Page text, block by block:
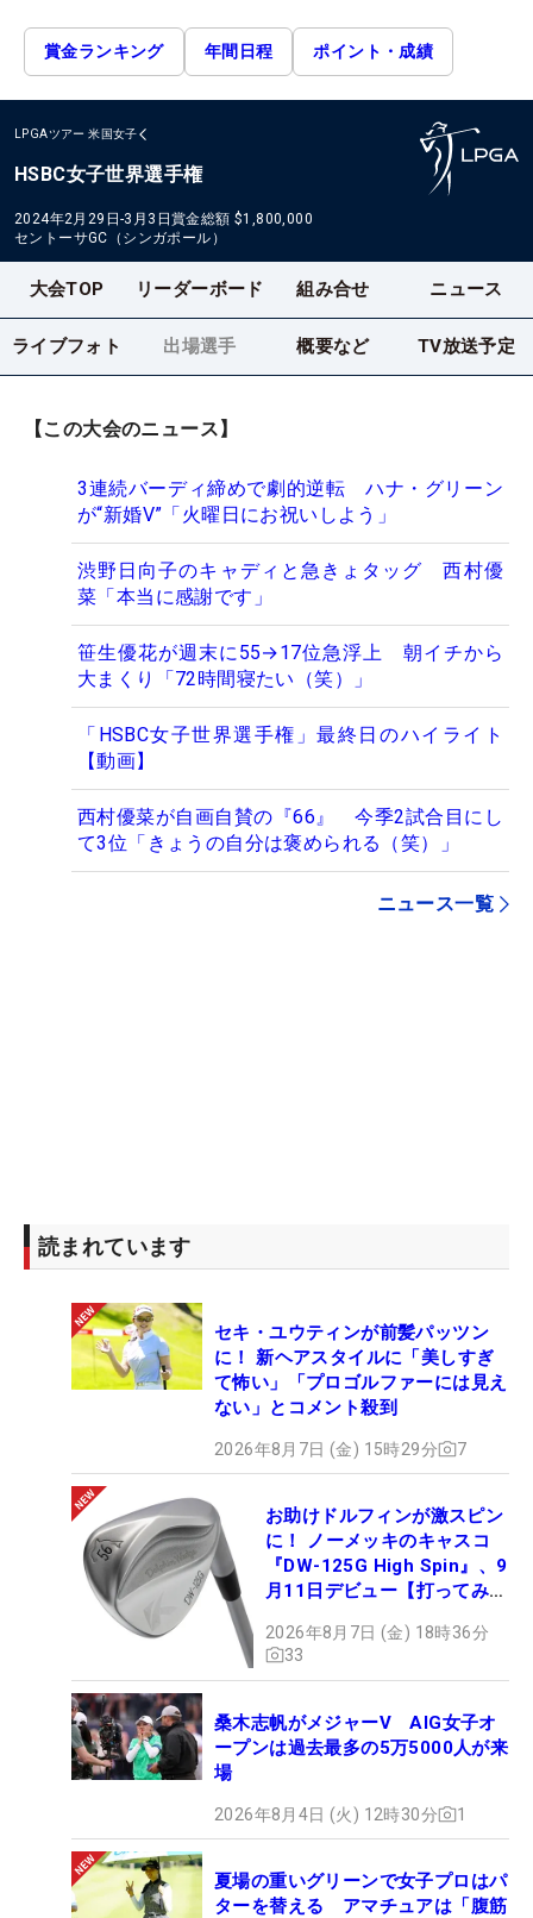
賞金ランキング 年間日程 ポイント・成績
LPGAツアー 米国女子
HSBC女子世界選手権
2024年2月29日-3月3日賞金総額 $1,800,000
セントーサGC（シンガポール）
大会TOP リーダーボード 組み合せ ニュース
ライブフォト 出場選手 概要など TV放送予定
【この大会のニュース】
3連続バーディ締めで劇的逆転 ハナ・グリーン
が“新婚V”「火曜日にお祝いしよう」
渋野日向子のキャディと急きょタッグ 西村優
菜「本当に感謝です」
笹生優花が週末に55→17位急浮上 朝イチから
大まくり「72時間寝たい（笑）」
「HSBC女子世界選手権」最終日のハイライト
【動画】
西村優菜が自画自賛の『66』 今季2試合目にし
て3位「きょうの自分は褒められる（笑）」
ニュース一覧
読まれています
セキ・ユウティンが前髪パッツン
に！ 新ヘアスタイルに「美しすぎ
て怖い」「プロゴルファーには見え
ない」とコメント殺到
2026年8月7日 (金) 15時29分 7
お助けドルフィンが激スピン
に！ ノーメッキのキャスコ
『DW-125G High Spin』、9
月11日デビュー【打ってみ
2026年8月7日 (金) 18時36分
33
桑木志帆がメジャーV AIG女子オ
ープンは過去最多の5万5000人が来
場
2026年8月4日 (火) 12時30分 1
夏場の重いグリーンで女子プロはパ
ターを替える アマチュアは「腹筋